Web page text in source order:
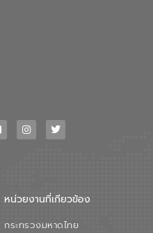
หน่วยงานที่เกียวข้อง
กระทรวงมหาดไทย